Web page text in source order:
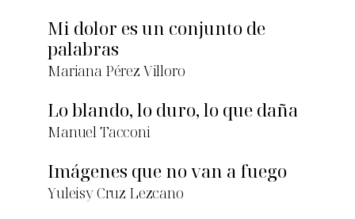
Mi dolor es un conjunto de
palabras
Mariana Pérez Villoro
Lo blando, lo duro, lo que daña
Manuel Tacconi
Imágenes que no van a fuego
Yuleisy Cruz Lezcano